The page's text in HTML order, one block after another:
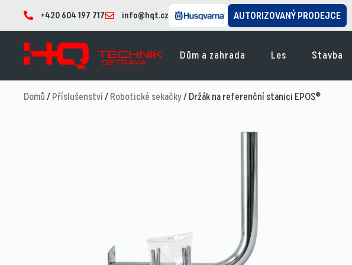
+420 604 197 717 info@hqt.cz AUTORIZOVANÝ PRODEJCE
Dům a zahrada Les Stavba
Domů/Příslušenství/Robotické sekačky/ Držák na referenční stanici EPOS®